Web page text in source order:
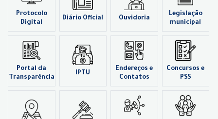
Protocolo
Digital
Diário Oficial Ouvidoria
Legislação
municipal
Portal da
Transparência
IPTU
Endereços e
Contatos
Concursos e
PSS